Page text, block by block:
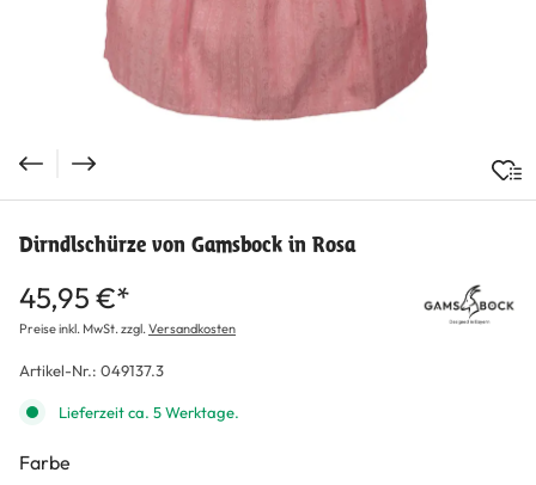
Dirndlschürze von Gamsbock in Rosa
45,95 €*
Preise inkl. MwSt. zzgl.Versandkosten
Artikel-Nr.: 049137.3
Lieferzeit ca. 5 Werktage.
Farbe